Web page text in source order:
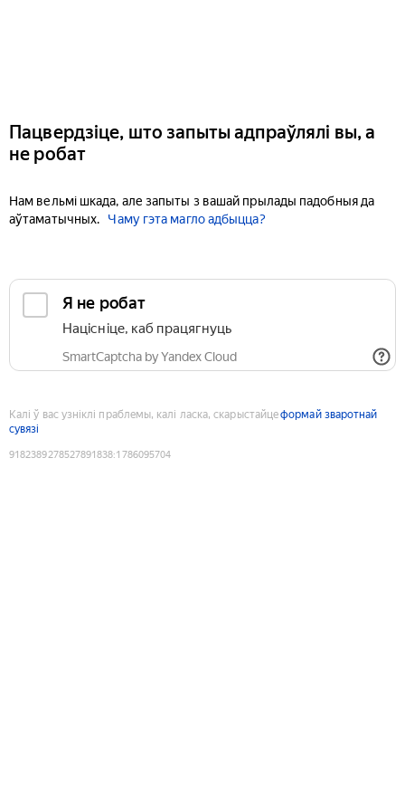
Пацвердзіце, што запыты адпраўлялі вы, а
не робат
Нам вельмі шкада, але запыты з вашай прылады падобныя да
аўтаматычных.
Чаму гэта магло адбыцца?
Я не робат
Націсніце, каб працягнуць
SmartCaptcha by Yandex Cloud
Калі ў вас узніклі праблемы, калі ласка, скарыстайцеформай зваротнай
сувязі
9182389278527891838:1786095704